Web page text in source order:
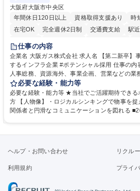
大阪府大阪市中央区
年間休日120日以上
資格取得支援あり 時
在宅OK
完全週休2日制 交通費支給 駅
服装自由
第二新卒歓迎
仕事の内容
企業名 大阪ガス株式会社 求人名 【第二新卒】事務系総合職 #関西を代表
するインフラ企業 #ポテンシャル採用 仕事の内容 事務系総合職として、
人事総務、資源海外、事業企画、営業などの業
す。 【業務内容の一例】■所属事業部の勤労業
務 ■営業部門の企画スタッフ、ルート営業 【キャリアパス】入社後の配属
ポジションで一定期間ご活躍頂いた後、本人の
鑑みてジョブローテーションを行います。 【育
表するインフラ企業 #ポテンシャル採用
必要な経験・能力等
必要な経験・能力等 ★当社でご活躍期待できる
方 【人物像】・ロジカルシンキングで物事を
関係者と円滑なコミュニケーションを図れる ■2024年度から2026年度ま
「未来の日常」の創造に向けて持続可能な社会
す。 学歴・資格 学歴：大学院 大学 語学力： 資
ヘルプ・お問い合わせ リクル
利用規約 プライ